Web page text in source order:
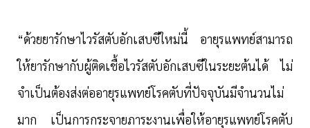
“ด้วยยารักษาไวรัสตับอักเสบซีใหม่นี้ อายุรแพทย์สามารถ
ให้ยารักษากับผู้ติดเชื้อไวรัสตับอักเสบซีในระยะต้นได้ ไม่
จำเป็นต้องส่งต่ออายุรแพทย์โรคตับที่ปัจจุบันมีจำนวนไม่
มาก เป็นการกระจายภาระงานเพื่อให้อายุรแพทย์โรคตับ